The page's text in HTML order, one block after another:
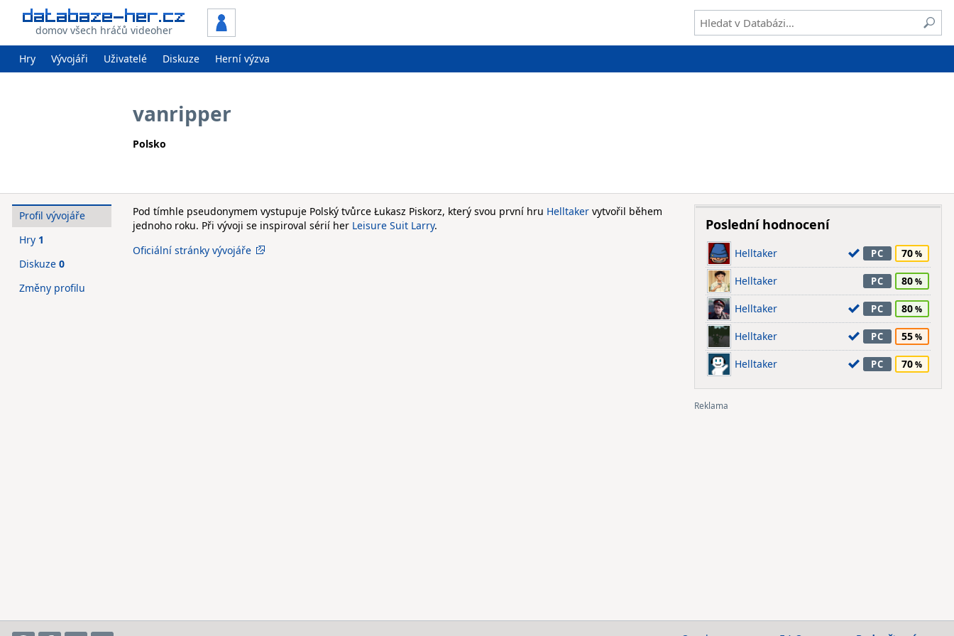
domov všech hráčů videoher
Hry Vývojáři Uživatelé Diskuze Herní výzva
vanripper
Polsko
Pod tímhle pseudonymem vystupuje Polský tvůrce Łukasz Piskorz, který svou první hru Helltaker vytvořil během
jednoho roku. Při vývoji se inspiroval sérií her Leisure Suit Larry.
Oficiální stránky vývojáře
Profil vývojáře
Hry 1
Diskuze 0
Změny profilu
Poslední hodnocení
Helltaker PC 70
Helltaker PC 80
Helltaker PC 80
Helltaker PC 55
Helltaker PC 70